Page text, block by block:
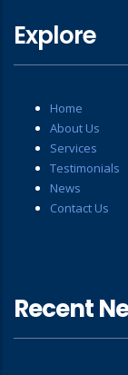
Explore
Home
About Us
Services
Testimonials
News
Contact Us
Recent